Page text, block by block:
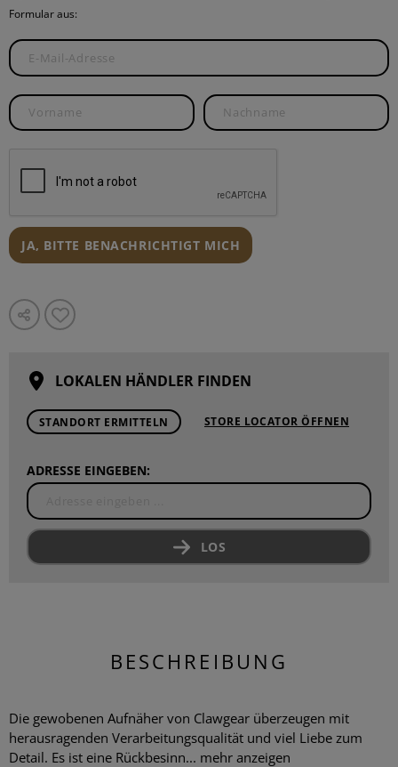
Formular aus:
JA, BITTE BENACHRICHTIGT MICH
LOKALEN HÄNDLER FINDEN
STANDORT ERMITTELN STORE LOCATOR ÖFFNEN
ADRESSE EINGEBEN:
LOS
BESCHREIBUNG
Die gewobenen Aufnäher von Clawgear überzeugen mit
herausragenden Verarbeitungsqualität und viel Liebe zum
Detail. Es ist eine Rückbesinn... mehr anzeigen